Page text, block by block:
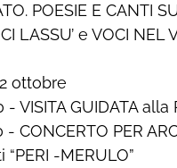
POESIE E CANTI
LASSU’ e VOCI NEL
ottobre
- VISITA GUIDATA
- CONCERTO PER
“PERI -MERULO”